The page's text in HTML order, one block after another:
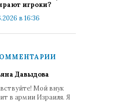
игроки?
в 16:36
Давыдова
Мой внук
в армии Израиля. Я